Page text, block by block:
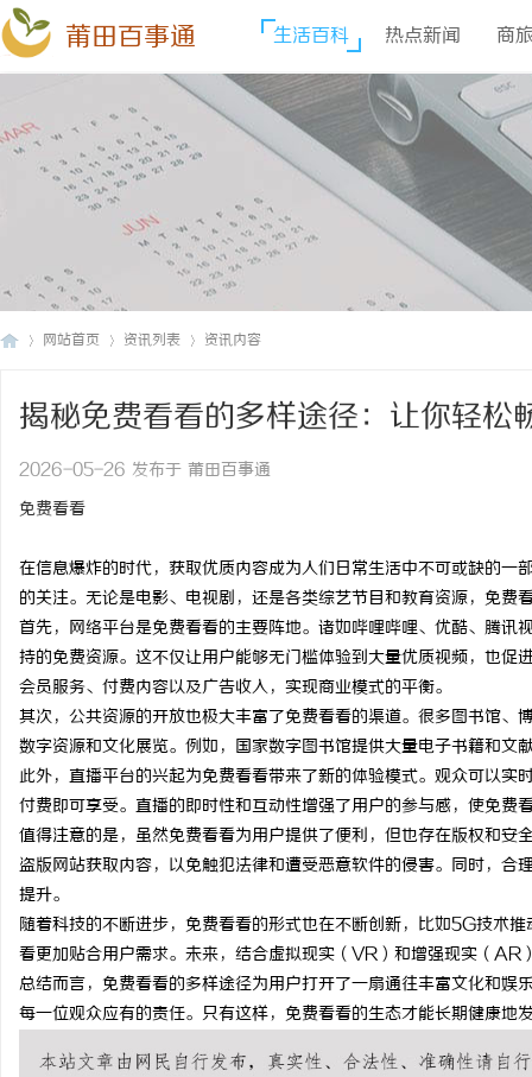
莆田百事通 生活百科 热点新闻 商
网站首页 资讯列表 资讯内容
揭秘免费看看的多样途径：让你轻松
2026-05-26 发布于 莆田百事通
免费看看
在信息爆炸的时代，获取优质内容成为人们日常生活中不可或缺的
的关注。无论是电影、电视剧，还是各类综艺节目和教育资源，免费
首先，网络平台是免费看看的主要阵地。诸如哔哩哔哩、优酷、腾
持的免费资源。这不仅让用户能够无门槛体验到大量优质视频，也
会员服务、付费内容以及广告收入，实现商业模式的平衡。
其次，公共资源的开放也极大丰富了免费看看的渠道。很多图书馆
数字资源和文化展览。例如，国家数字图书馆提供大量电子书籍和文
此外，直播平台的兴起为免费看看带来了新的体验模式。观众可以
付费即可享受。直播的即时性和互动性增强了用户的参与感，使免费
值得注意的是，虽然免费看看为用户提供了便利，但也存在版权和
盗版网站获取内容，以免触犯法律和遭受恶意软件的侵害。同时，
提升。
随着科技的不断进步，免费看看的形式也在不断创新，比如5G技术
看更加贴合用户需求。未来，结合虚拟现实（VR）和增强现实（
总结而言，免费看看的多样途径为用户打开了一扇通往丰富文化和
每一位观众应有的责任。只有这样，免费看看的生态才能长期健康地